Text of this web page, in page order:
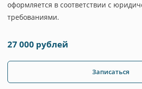
оформляется в соответствии с
требованиями.
27 000 рублей
Записаться